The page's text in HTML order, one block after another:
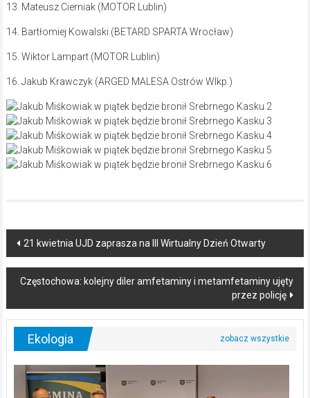
13. Mateusz Cierniak (MOTOR Lublin)
14. Bartłomiej Kowalski (BETARD SPARTA Wrocław)
15. Wiktor Lampart (MOTOR Lublin)
16. Jakub Krawczyk (ARGED MALESA Ostrów Wlkp.)
Post
navigation
21 kwietnia UJD zaprasza na III Wirtualny Dzień Otwarty
Częstochowa: kolejny diler amfetaminy i metamfetaminy ujęty
przez policję
Ekologia